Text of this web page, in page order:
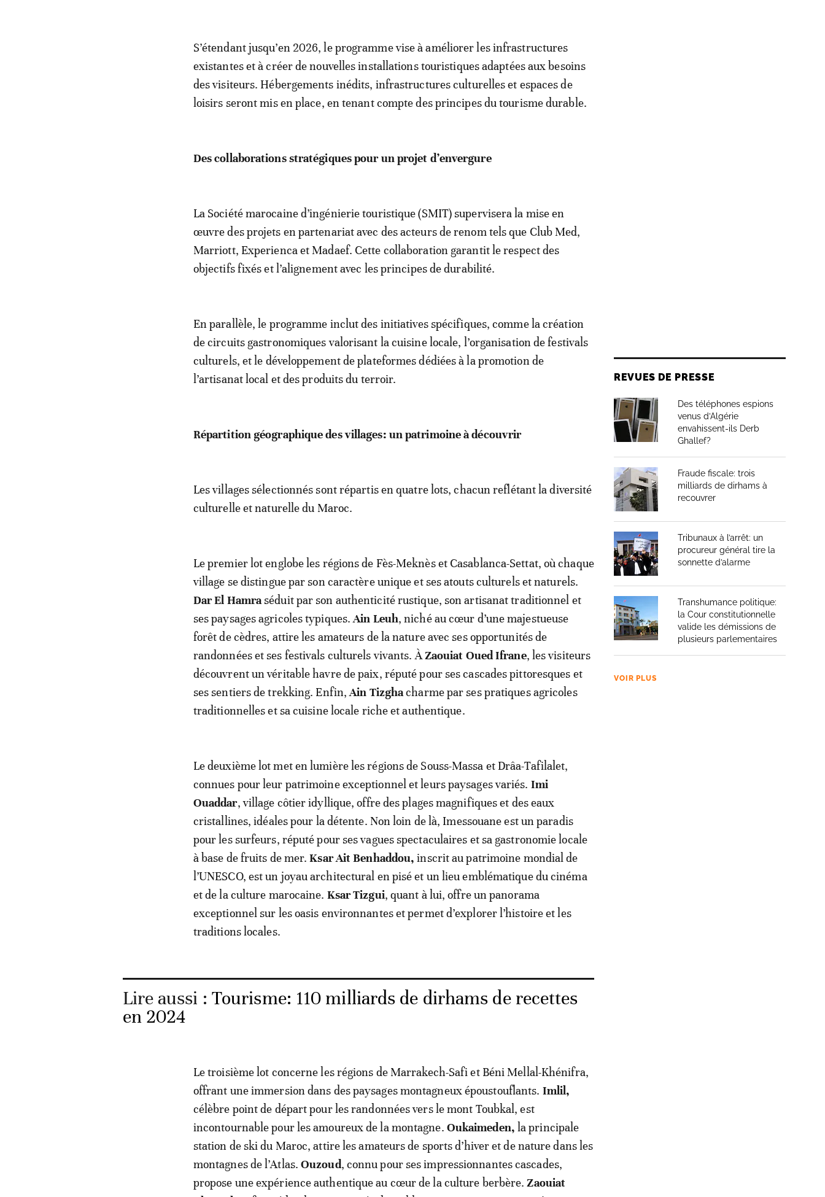
S’étendant jusqu’en 2026, le programme vise à améliorer les infrastructures
existantes et à créer de nouvelles installations touristiques adaptées aux besoins
des visiteurs. Hébergements inédits, infrastructures culturelles et espaces de
loisirs seront mis en place, en tenant compte des principes du tourisme durable.
Des collaborations stratégiques pour un projet d’envergure
La Société marocaine d’ingénierie touristique (SMIT) supervisera la mise en
œuvre des projets en partenariat avec des acteurs de renom tels que Club Med,
Marriott, Experienca et Madaef. Cette collaboration garantit le respect des
objectifs fixés et l’alignement avec les principes de durabilité.
En parallèle, le programme inclut des initiatives spécifiques, comme la création
de circuits gastronomiques valorisant la cuisine locale, l’organisation de festivals
culturels, et le développement de plateformes dédiées à la promotion de
l’artisanat local et des produits du terroir.
Répartition géographique des villages: un patrimoine à découvrir
Les villages sélectionnés sont répartis en quatre lots, chacun reflétant la diversité
culturelle et naturelle du Maroc.
Le premier lot englobe les régions de Fès-Meknès et Casablanca-Settat, où chaque
village se distingue par son caractère unique et ses atouts culturels et naturels.
Dar El Hamra séduit par son authenticité rustique, son artisanat traditionnel et
ses paysages agricoles typiques.Ain Leuh, niché au cœur d’une majestueuse
forêt de cèdres, attire les amateurs de la nature avec ses opportunités de
randonnées et ses festivals culturels vivants. À Zaouiat Oued Ifrane, les visiteurs
découvrent un véritable havre de paix, réputé pour ses cascades pittoresques et
ses sentiers de trekking. Enfin,Ain Tizghacharme par ses pratiques agricoles
traditionnelles et sa cuisine locale riche et authentique.
Le deuxième lot met en lumière les régions de Souss-Massa et Drâa-Tafilalet,
connues pour leur patrimoine exceptionnel et leurs paysages variés. Imi
Ouaddar, village côtier idyllique, offre des plages magnifiques et des eaux
cristallines, idéales pour la détente. Non loin de là, Imessouane est un paradis
pour les surfeurs, réputé pour ses vagues spectaculaires et sa gastronomie locale
à base de fruits de mer.Ksar Ait Benhaddou, inscrit au patrimoine mondial de
l’UNESCO, est un joyau architectural en pisé et un lieu emblématique du cinéma
et de la culture marocaine. Ksar Tizgui, quant à lui, offre un panorama
exceptionnel sur les oasis environnantes et permet d’explorer l’histoire et les
traditions locales.
Lire aussi : Tourisme: 110 milliards de dirhams de recettes
en 2024
Le troisième lot concerne les régions de Marrakech-Safi et Béni Mellal-Khénifra,
offrant une immersion dans des paysages montagneux époustouflants. Imlil,
célèbre point de départ pour les randonnées vers le mont Toubkal, est
incontournable pour les amoureux de la montagne. Oukaimeden, la principale
station de ski du Maroc, attire les amateurs de sports d’hiver et de nature dans les
montagnes de l’Atlas.Ouzoud, connu pour ses impressionnantes cascades,
propose une expérience authentique au cœur de la culture berbère. Zaouiat
REVUES DE PRESSE
Des téléphones espions
venus d’Algérie
envahissent-ils Derb
Ghallef?
Fraude fiscale: trois
milliards de dirhams à
recouvrer
Tribunaux à l’arrêt: un
procureur général tire la
sonnette d’alarme
Transhumance politique:
la Cour constitutionnelle
valide les démissions de
plusieurs parlementaires
VOIR PLUS